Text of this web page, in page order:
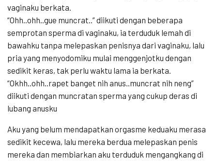
vaginaku berkata.
“Ohh..ohh..gue muncrat..” diikuti dengan beberapa
semprotan sperma di vaginaku, ia terduduk lemah di
bawahku tanpa melepaskan penisnya dari vaginaku, lalu
pria yang menyodomiku mulai menggenjotku dengan
sedikit keras, tak perlu waktu lama ia berkata.
“Okhh..ohh..rapet banget nih anus..muncrat nih neng”
diikuti dengan muncratan sperma yang cukup deras di
lubang anusku
Aku yang belum mendapatkan orgasme keduaku merasa
sedikit kecewa, lalu mereka berdua melepaskan penis
mereka dan membiarkan aku terduduk mengangkang di